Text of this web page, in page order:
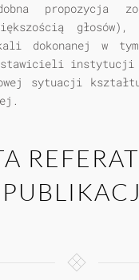
propozycja
dokonanej w
instytucji
sytuacji